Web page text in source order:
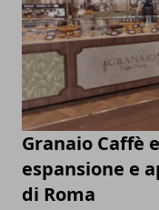
Granaio Caffè
espansione e
di Roma